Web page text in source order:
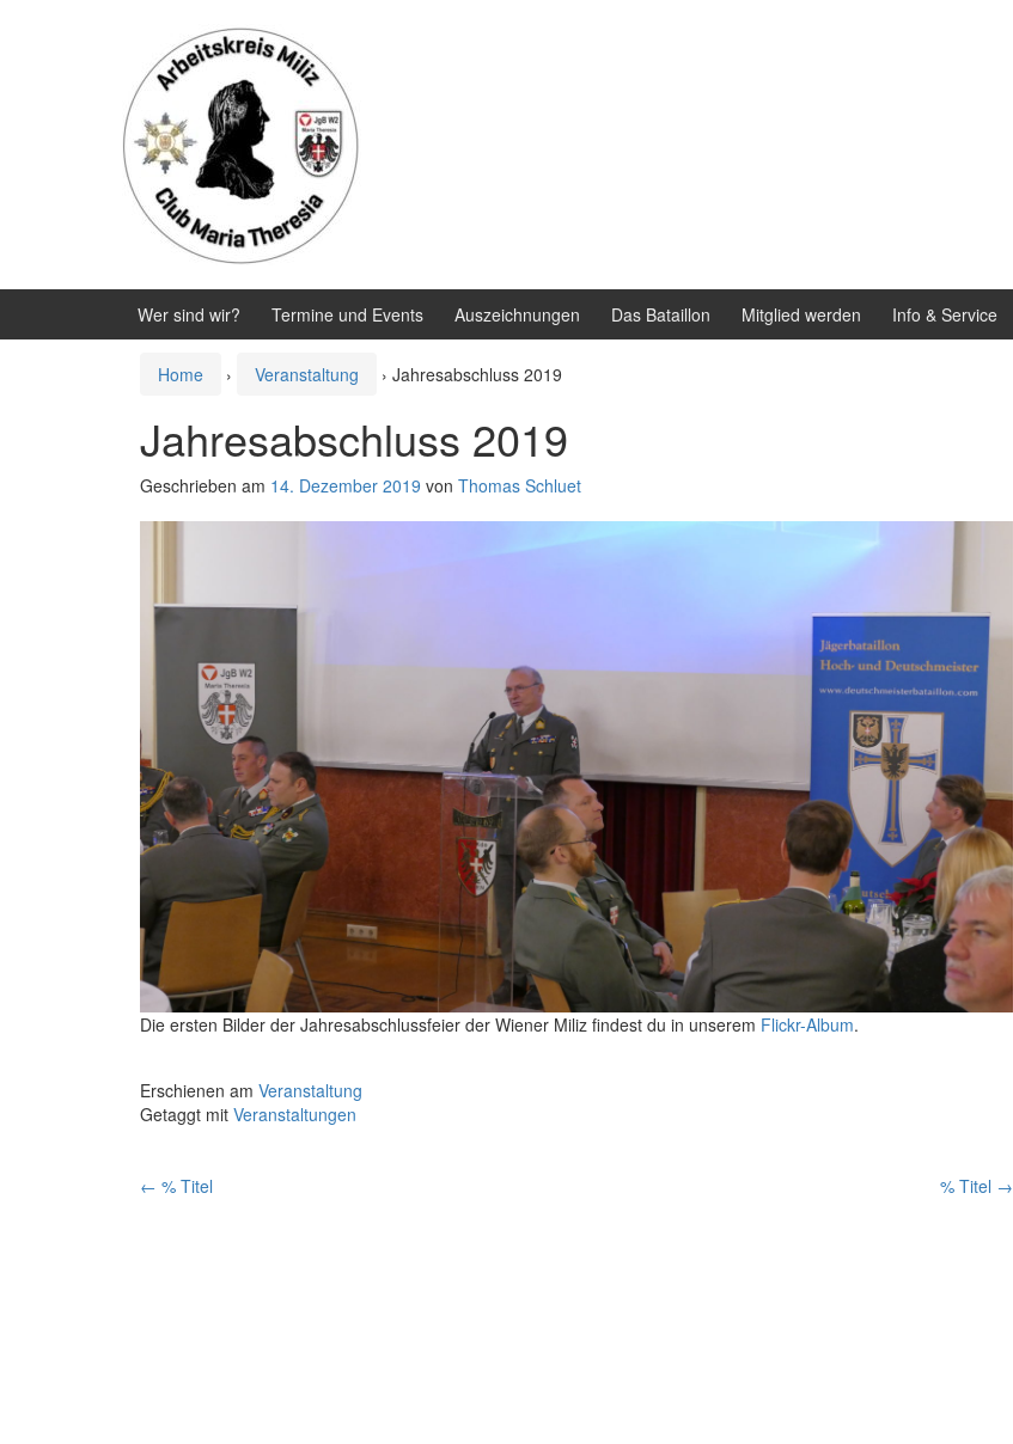
Wer sind wir? Termine und Events Auszeichnungen Das Bataillon Mitglied werden Info & Service
Home › Veranstaltung › Jahresabschluss 2019
Jahresabschluss 2019
Geschrieben am 14. Dezember 2019 von Thomas Schluet
Die ersten Bilder der Jahresabschlussfeier der Wiener Miliz findest du in unserem Flickr-Album.
Erschienen am Veranstaltung
Getaggt mit Veranstaltungen
Artikelnavigation
← % Titel % Titel →